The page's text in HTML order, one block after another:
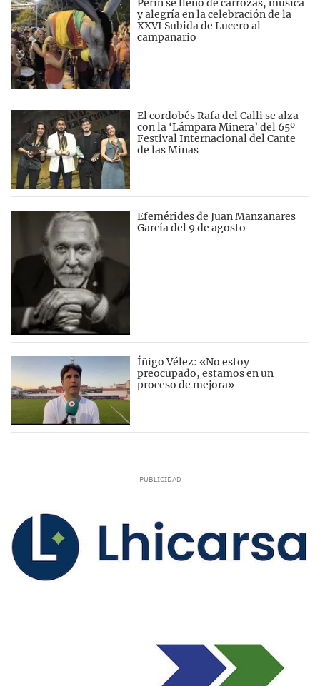
Perín se llenó de carrozas, música
y alegría en la celebración de la
XXVI Subida de Lucero al
campanario
El cordobés Rafa del Calli se alza
con la ‘Lámpara Minera’ del 65º
Festival Internacional del Cante
de las Minas
Efemérides de Juan Manzanares
García del 9 de agosto
Íñigo Vélez: «No estoy
preocupado, estamos en un
proceso de mejora»